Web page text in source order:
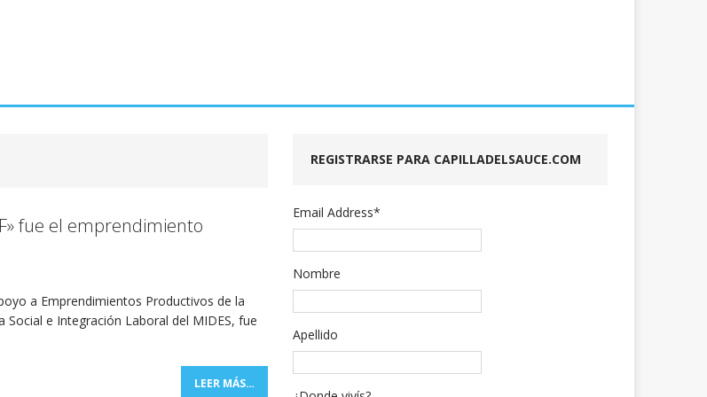
fue el emprendimiento
a Emprendimientos Productivos de la
Social e Integración Laboral del MIDES, fue
LEER MÁS…
REGISTRARSE PARA CAPILLADELSAUCE.COM
Email Address*
Nombre
Apellido